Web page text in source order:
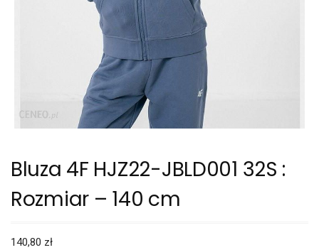
Bluza 4F HJZ22-JBLD001 32S :
Rozmiar – 140 cm
140,80 zł